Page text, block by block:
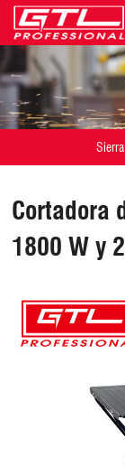
Cortadora
1800 W y